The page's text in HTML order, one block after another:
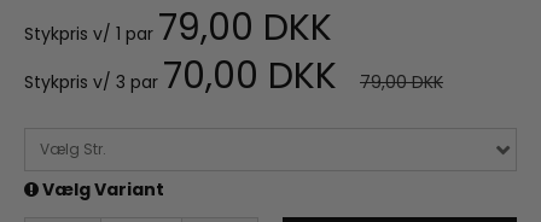
Stykpris v/ 1 par 79,00 DKK
Stykpris v/ 3 par 70,00 DKK 79,00 DKK
Vælg Str.
Vælg Variant